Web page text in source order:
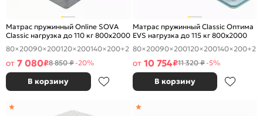
Матрас пружинный Online SOVA
Classic нагрузка до 110 кг 800x2000
80×20090×200120×200140×200+2
от 7 080₽8 850 ₽-20%
В корзину
Матрас пружинный Classic Оптима
EVS нагрузка до 115 кг 800x2000
80×20090×200120×200140×200+2
от 10 754₽11 320 ₽-5%
В корзину